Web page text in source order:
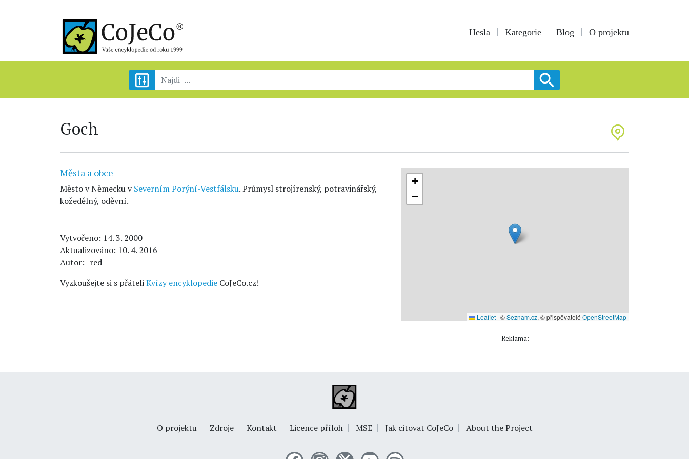
Hesla Kategorie Blog O projektu
Goch
Města a obce
Město v Německu vSeverním Porýní-Vestfálsku. Průmysl strojírenský, potravinářský,
kožedělný, oděvní.
Vytvořeno: 14. 3. 2000
Aktualizováno: 10. 4. 2016
Autor: -red-
Vyzkoušejte si s přáteliKvízy encyklopedie CoJeCo.cz!
+
−
Leaflet | ©Seznam.cz, © přispěvatelé OpenStreetMap
Reklama:
O projektu Zdroje Kontakt Licence příloh MSE Jak citovat CoJeCo About the Project